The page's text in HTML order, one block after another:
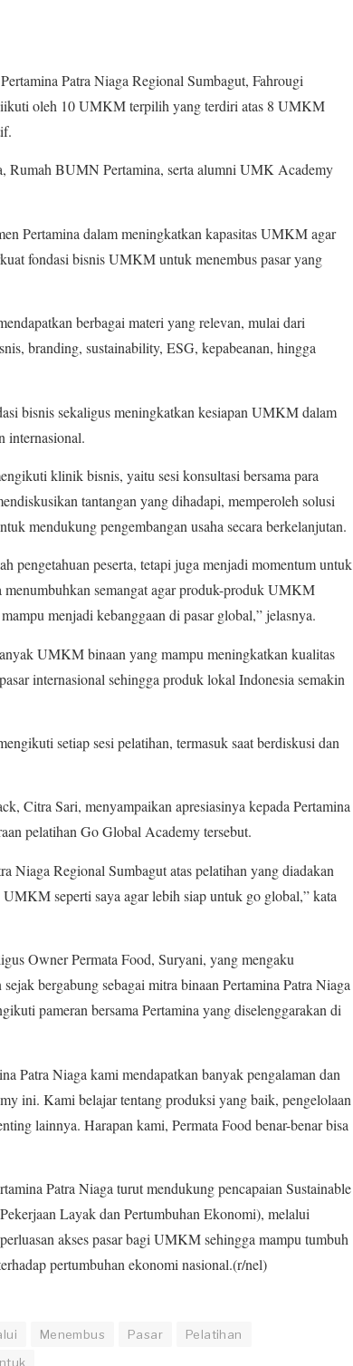
Patra Niaga Regional Sumbagut, Fahrougi
oleh 10 UMKM terpilih yang terdiri atas 8 UMKM
Rumah BUMN Pertamina, serta alumni UMK Academy
Pertamina dalam meningkatkan kapasitas UMKM agar
fondasi bisnis UMKM untuk menembus pasar yang
berbagai materi yang relevan, mulai dari
branding, sustainability, ESG, kepabeanan, hingga
bisnis sekaligus meningkatkan kesiapan UMKM dalam
internasional.
klinik bisnis, yaitu sesi konsultasi bersama para
tantangan yang dihadapi, memperoleh solusi
mendukung pengembangan usaha secara berkelanjutan.
pengetahuan peserta, tetapi juga menjadi momentum untuk
semangat agar produk-produk UMKM
menjadi kebanggaan di pasar global,” jelasnya.
UMKM binaan yang mampu meningkatkan kualitas
internasional sehingga produk lokal Indonesia semakin
setiap sesi pelatihan, termasuk saat berdiskusi dan
Citra Sari, menyampaikan apresiasinya kepada Pertamina
pelatihan Go Global Academy tersebut.
Niaga Regional Sumbagut atas pelatihan yang diadakan
seperti saya agar lebih siap untuk go global,” kata
Owner Permata Food, Suryani, yang mengaku
bergabung sebagai mitra binaan Pertamina Patra Niaga
pameran bersama Pertamina yang diselenggarakan di
Patra Niaga kami mendapatkan banyak pengalaman dan
ini. Kami belajar tentang produksi yang baik, pengelolaan
lainnya. Harapan kami, Permata Food benar-benar bisa
Patra Niaga turut mendukung pencapaian Sustainable
Layak dan Pertumbuhan Ekonomi), melalui
akses pasar bagi UMKM sehingga mampu tumbuh
pertumbuhan ekonomi nasional.(r/nel)
Menembus Pasar
Pelatihan